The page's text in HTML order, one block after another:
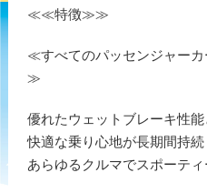
≪≪特徴≫≫
≪すべてのパッセンジャー
≫
優れたウェットブレーキ性
快適な乗り心地が長期間持続
あらゆるクルマでスポーテ